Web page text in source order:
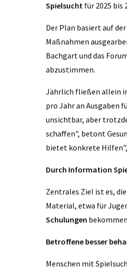
Spielsucht für 2025 bis
Der Plan basiert auf
Maßnahmen
Bachgart und das
abzustimmen.
Jährlich fließen allein
pro Jahr an Ausgaben
unsichtbar, aber
schaffen", betont
bietet konkrete
Durch Information
Zentrales Ziel ist es,
Material, etwa für
Schulungen
Betroffene besser
Menschen mit